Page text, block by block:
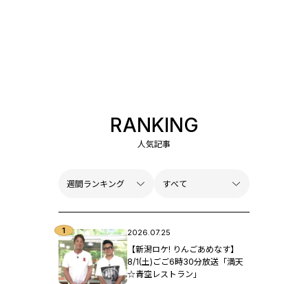
RANKING
人気記事
2026.07.25
【新潟ロケ! りんごあめなす】
8/1(土)ごご6時30分放送「満天
☆青空レストラン」